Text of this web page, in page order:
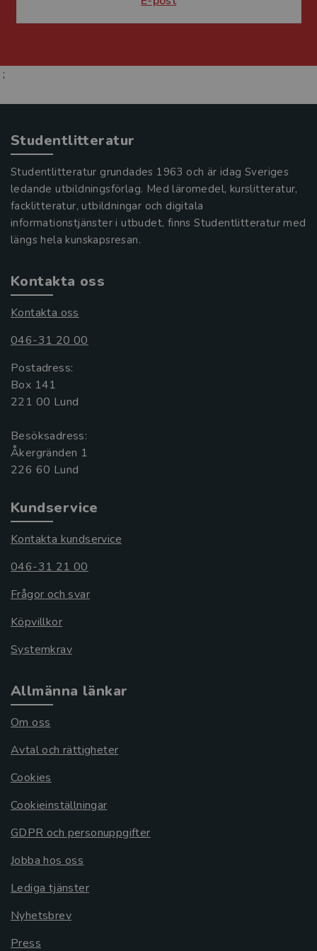
;
Studentlitteratur
Studentlitteratur grundades 1963 och är idag Sveriges
ledande utbildningsförlag. Med läromedel, kurslitteratur,
facklitteratur, utbildningar och digitala
informationstjänster i utbudet, finns Studentlitteratur med
längs hela kunskapsresan.
Kontakta oss
Kontakta oss
046-31 20 00
Postadress:
Box 141
221 00 Lund
Besöksadress:
Åkergränden 1
Kundservice
Kontakta kundservice
046-31 21 00
Frågor och svar
Köpvillkor
Systemkrav
Allmänna länkar
Om oss
Avtal och rättigheter
Cookies
Cookieinställningar
GDPR och personuppgifter
Jobba hos oss
Lediga tjänster
Nyhetsbrev
Press